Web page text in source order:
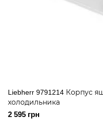
Liebherr 9791214 Корпус
холодильника
2 595 грн